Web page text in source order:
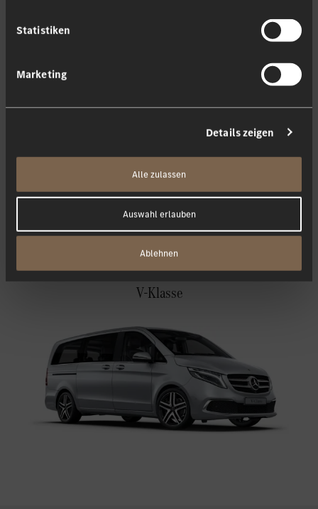
Statistiken
Marketing
Details zeigen
Alle zulassen
Auswahl erlauben
Ablehnen
V-Klasse